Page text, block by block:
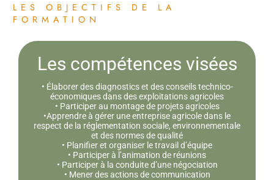
LES OBJECTIFS DE LA
FORMATION
Les compétences visées
• Élaborer des diagnostics et des conseils technico-
économiques dans des exploitations agricoles
• Participer au montage de projets agricoles
•Apprendre à gérer une entreprise agricole dans le
respect de la réglementation sociale, environnementale
et des normes de qualité
• Planifier et organiser le travail d’équipe
• Participer à l’animation de réunions
• Participer à la conduite d’une négociation
• Mener des actions de communication